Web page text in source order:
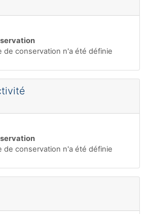
de conservation n'a été définie
de conservation n'a été définie